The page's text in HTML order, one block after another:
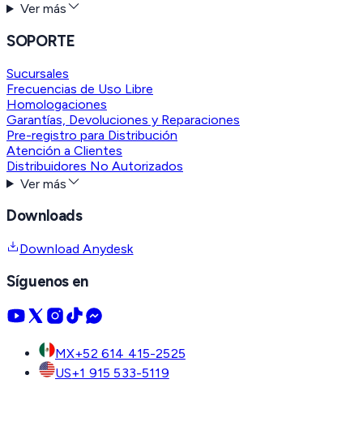
Ver más
SOPORTE
Sucursales
Frecuencias de Uso Libre
Homologaciones
Garantías, Devoluciones y Reparaciones
Pre-registro para Distribución
Atención a Clientes
Distribuidores No Autorizados
Ver más
Downloads
Download Anydesk
Síguenos en
MX+52 614 415-2525
US+1 915 533-5119